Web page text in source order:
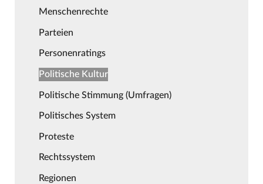
Menschenrechte
Parteien
Personenratings
Politische Kultur
Politische Stimmung (Umfragen)
Politisches System
Proteste
Rechtssystem
Regionen